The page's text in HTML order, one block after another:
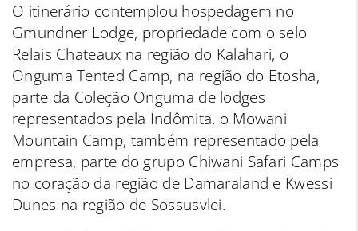
O itinerário contemplou hospedagem no
Gmundner Lodge, propriedade com o selo
Relais Chateaux na região do Kalahari, o
Onguma Tented Camp, na região do Etosha,
parte da Coleção Onguma de lodges
representados pela Indômita, o Mowani
Mountain Camp, também representado pela
empresa, parte do grupo Chiwani Safari Camps
no coração da região de Damaraland e Kwessi
Dunes na região de Sossusvlei.